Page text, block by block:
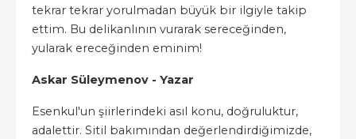
tekrar tekrar yorulmadan büyük bir ilgiyle takip
ettim. Bu delikanlının vurarak sereceğinden,
yularak ereceğinden eminim!
Askar Süleymenov - Yazar
Esenkul'un şiirlerindeki asıl konu, doğruluktur,
adalettir. Sitil bakımından değerlendirdiğimizde,